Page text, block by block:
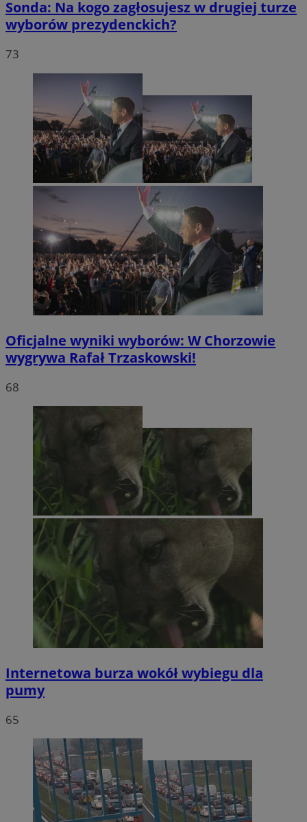
Sonda: Na kogo zagłosujesz w drugiej turze
wyborów prezydenckich?
73
Oficjalne wyniki wyborów: W Chorzowie
wygrywa Rafał Trzaskowski!
68
Internetowa burza wokół wybiegu dla
pumy
65